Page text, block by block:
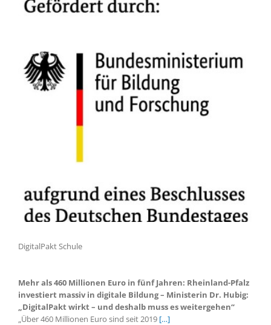
DigitalPakt Schule
Mehr als 460 Millionen Euro in fünf Jahren: Rheinland-Pfalz
investiert massiv in digitale Bildung – Ministerin Dr. Hubig:
„DigitalPakt wirkt – und deshalb muss es weitergehen“
„Über 460 Millionen Euro sind seit 2019 […]